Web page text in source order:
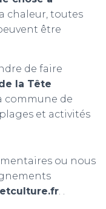
chaleur, toutes
être
de faire
la Tête
commune de
et activités
ou nous
. .